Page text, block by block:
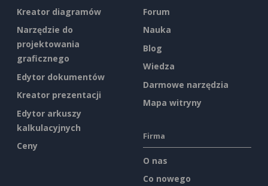
Kreator diagramów
Narzędzie do
projektowania
graficznego
Edytor dokumentów
Kreator prezentacji
Edytor arkuszy
kalkulacyjnych
Ceny
Forum
Nauka
Blog
Wiedza
Darmowe narzędzia
Mapa witryny
Firma
O nas
Co nowego